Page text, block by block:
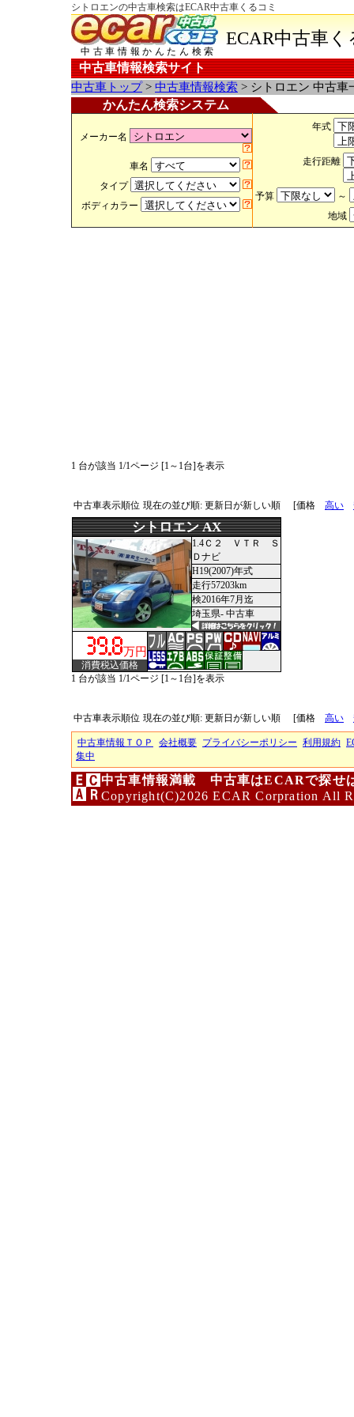
シトロエンの中古車検索はECAR中古車くるコミ
中古車情報かんたん検索
ECAR中古車
中古車情報検索サイト
中古車トップ> 中古車情報検索 > シトロエン 中古車
かんたん検索システム
メーカー名
車名
タイプ
ボディカラー
年式
走行距離
予算
～
地域
1 台が該当 1/1ページ [1～1台]を表示
中古車表示順位 現在の並び順: 更新日が新しい順 [価格 高い
シトロエン AX
1.4Ｃ２ ＶＴＲ Ｓ
Ｄナビ
H19(2007)年式
走行57203km
検2016年7月迄
埼玉県- 中古車
万円
消費税込価格
1 台が該当 1/1ページ [1～1台]を表示
中古車表示順位 現在の並び順: 更新日が新しい順 [価格 高い
中古車情報ＴＯＰ 会社概要 プライバシーポリシー 利用規約
集中
中古車情報満載 中古車はECARで探せ
Copyright(C)2026 ECAR Corpration All